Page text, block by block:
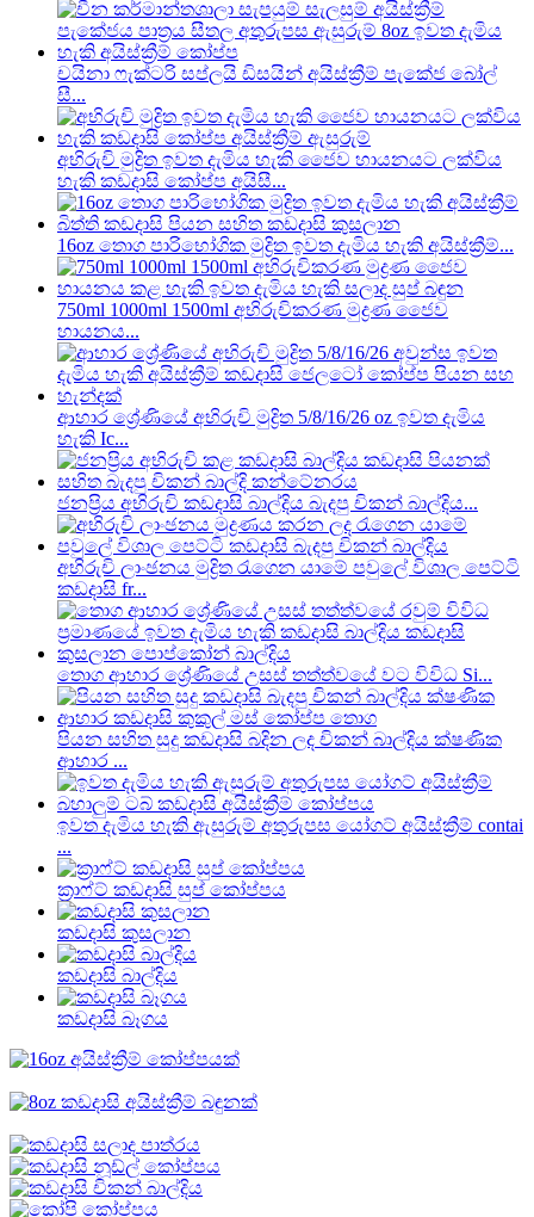
චයිනා ෆැක්ටරි සප්ලයි ඩිසයින් අයිස්ක්‍රීම් පැකේජ බෝල්
සී...
අභිරුචි මුද්‍රිත ඉවත දැමිය හැකි ජෛව හායනයට ලක්විය
හැකි කඩදාසි කෝප්ප අයිසී...
16oz තොග පාරිභෝගික මුද්‍රිත ඉවත දැමිය හැකි අයිස්ක්‍රීම්...
750ml 1000ml 1500ml අභිරුචිකරණ මුද්‍රණ ජෛව
හායනය...
ආහාර ශ්‍රේණියේ අභිරුචි මුද්‍රිත 5/8/16/26 oz ඉවත දැමිය
හැකි Ic...
ජනප්‍රිය අභිරුචි කඩදාසි බාල්දිය බැදපු චිකන් බාල්දිය...
අභිරුචි ලාංඡනය මුද්‍රිත රැගෙන යාමේ පවුලේ විශාල පෙට්ටි
කඩදාසි fr...
තොග ආහාර ශ්‍රේණියේ උසස් තත්ත්වයේ වට විවිධ Si...
පියන සහිත සුදු කඩදාසි බදින ලද චිකන් බාල්දිය ක්ෂණික
ආහාර ...
ඉවත දැමිය හැකි ඇසුරුම් අතුරුපස යෝගට් අයිස්ක්‍රීම් contai
...
ක්‍රාෆ්ට් කඩදාසි සුප් කෝප්පය
කඩදාසි කුසලාන
කඩදාසි බාල්දිය
කඩදාසි බෑගය